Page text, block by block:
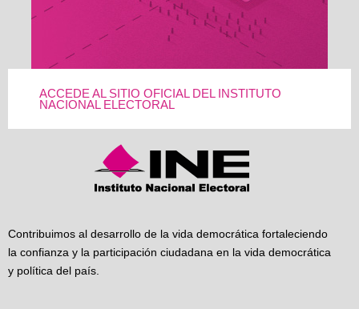
ACCEDE AL SITIO OFICIAL DEL INSTITUTO
NACIONAL ELECTORAL
Contribuimos al desarrollo de la vida democrática fortaleciendo
la confianza y la participación ciudadana en la vida democrática
y política del país.